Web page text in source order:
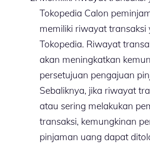
Tokopedia Calon
memiliki riwayat transaksi
Tokopedia. Riwayat
akan meningkatkan
persetujuan pengajuan
Sebaliknya, jika riwayat
atau sering melakukan
transaksi, kemungkinan
pinjaman uang dapat